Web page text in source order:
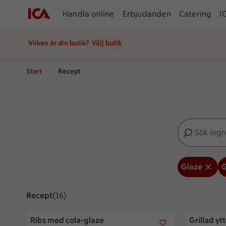
Handla online Erbjudanden Catering
Vilken är din butik? Välj butik
Start Recept
Sök
Inga förslag
Glaze
ReceptVisar 16 stycken
(16)
Ribs med cola-glaze
Ribs med cola-glaze
Grillad
Grillad